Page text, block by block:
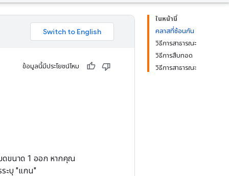
ในหน้านี้
คลาสที่ซ้อนกัน
วิธีการสาธารณะ
วิธีการสืบทอด
วิธีการสาธารณะ
ข้อมูลนี้มีประโยชน์ไหม
ดขนาด 1 ออก หากคุณ
ะบุ "แกน"